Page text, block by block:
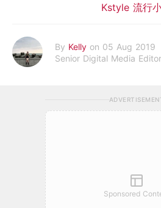
Kstyle 流行
By Kelly on 05 Aug 2019
Senior Digital Media Editor
Sponsored